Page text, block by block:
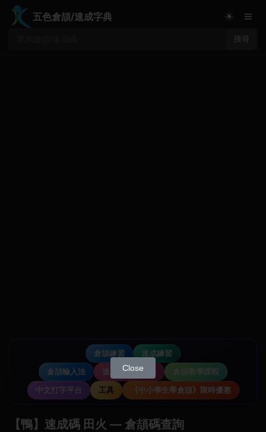
五色倉頡/速成字典
搜尋
☀ ≡
倉頡練習
速成練習
倉頡輸入法
速成輸入法教學
倉頡教學課程
中文打字平台
工具 《中小學生學倉頡》限時優惠
【鴨】速成碼 田火 — 倉頡碼查詢
Close